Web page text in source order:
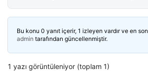
Bu konu 0 yanıt içerir, 1 izleyen vardır ve en son
admin tarafından güncellenmiştir.
1 yazı görüntüleniyor (toplam 1)